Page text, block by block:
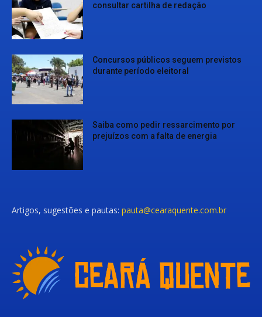
consultar cartilha de redação
Concursos públicos seguem previstos
durante período eleitoral
Saiba como pedir ressarcimento por
prejuízos com a falta de energia
Artigos, sugestões e pautas: pauta@cearaquente.com.br